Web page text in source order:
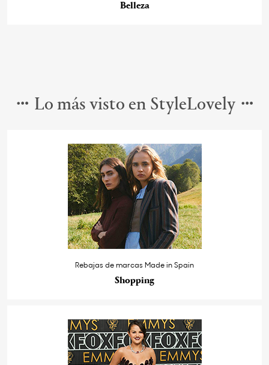
Belleza
Lo más visto en StyleLovely
Rebajas de marcas Made in Spain
Shopping